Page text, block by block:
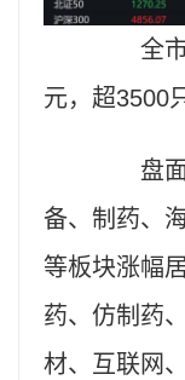
全市
元，超3500
盘面
备、制药、
等板块涨幅
药、仿制药
材、互联网